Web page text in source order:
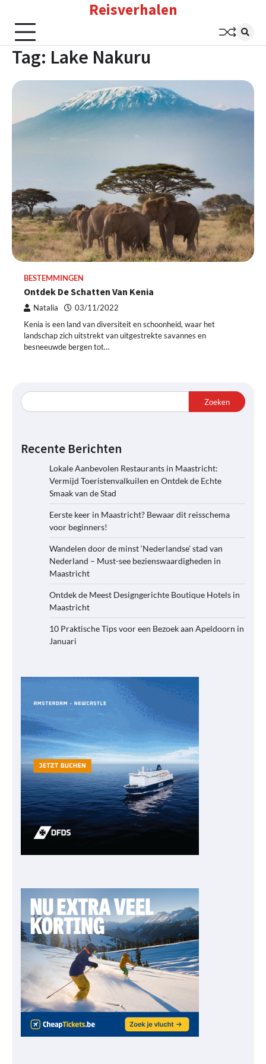
content
Reisverhalen
Tag: Lake Nakuru
BESTEMMINGEN
Ontdek De Schatten Van Kenia
Natalia 03/11/2022
Kenia is een land van diversiteit en schoonheid, waar het
landschap zich uitstrekt van uitgestrekte savannes en
besneeuwde bergen tot…
Zoeken
Recente Berichten
Lokale Aanbevolen Restaurants in Maastricht:
Vermijd Toeristenvalkuilen en Ontdek de Echte
Smaak van de Stad
Eerste keer in Maastricht? Bewaar dit reisschema
voor beginners!
Wandelen door de minst ‘Nederlandse’ stad van
Nederland – Must-see bezienswaardigheden in
Maastricht
Ontdek de Meest Designgerichte Boutique Hotels in
Maastricht
10 Praktische Tips voor een Bezoek aan Apeldoorn in
Januari